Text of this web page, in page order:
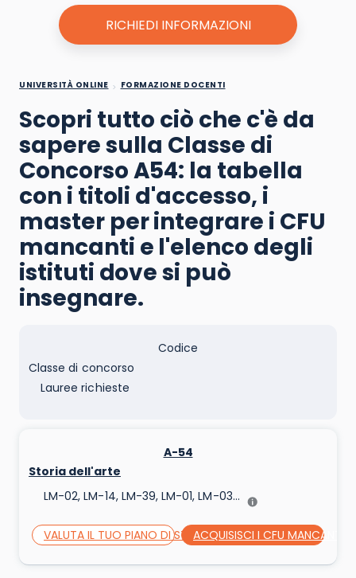
RICHIEDI INFORMAZIONI
UNIVERSITÀ ONLINE FORMAZIONE DOCENTI
Scopri tutto ciò che c'è da
sapere sulla Classe di
Concorso A54: la tabella
con i titoli d'accesso, i
master per integrare i CFU
mancanti e l'elenco degli
istituti dove si può
insegnare.
Codice
Classe di concorso
Lauree richieste
A-54
Storia dell'arte
LM-02, LM-14, LM-39, LM-01, LM-03...
VALUTA IL TUO PIANO DI STUDIACQUISISCI I CFU MANCANTI